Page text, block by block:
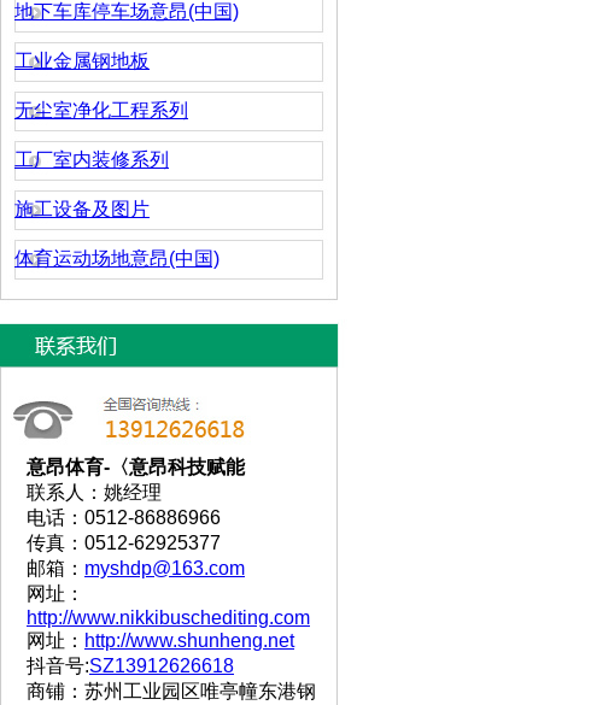
地下车库停车场意昂(中国)
工业金属钢地板
无尘室净化工程系列
工厂室内装修系列
施工设备及图片
体育运动场地意昂(中国)
意昂体育-〈意昂科技赋能
联系人：姚经理
电话：0512-86886966
传真：0512-62925377
邮箱： myshdp@163.com
网址：
http://www.nikkibuschediting.com
网址： http://www.shunheng.net
抖音号:SZ13912626618
商铺：苏州工业园区唯亭幢东港钢